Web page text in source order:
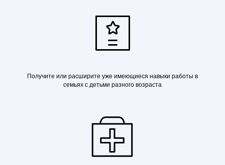
Получите или расширите уже имеющиеся навыки работы в
семьях с детьми разного возраста